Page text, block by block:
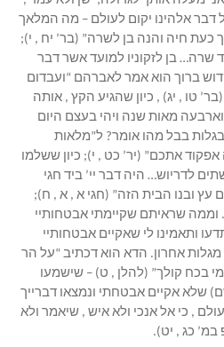
דבר אלהינו יקום לעולם – מה המלאך
כעת חיה והנה בן לשרה” (בר’ יח , י);
שרה… בן לזקוניו למועד אשר דבר
ברוך הוא אמר לאברהם “ועבדום
טו , יג) , כיון שהגיע הקץ , אותה
מאות שנה ויהי בעצם היום
בגלות בבל מהו אומר? ל”מלאות
אתכם” (יר’ כט , י); כיון ששלמו
לדריוש… היה דבר יי’ ביד חגי
עץ ובנו הבית הזה” (חגי א , א , ח);
וממה שראיתם שקיימתי אבטחותיי
ותאמינו לי שאקיים אבטחותיי
אחרון. הדא הוא דכתיב “על הר
בכח קולך” (להלן , ט) – שישמעו
שלא אקיים אבטחתי ונמצאו דברייך
, כי אל אנכי ולא איש , שיאמר ולא
במ’ כג , יט).